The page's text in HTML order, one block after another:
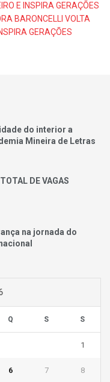
E INSPIRA GERAÇÕES
BARONCELLI VOLTA
GERAÇÕES
do interior a
Mineira de Letras
DE VAGAS
na jornada do
Q S S
1
6 7 8